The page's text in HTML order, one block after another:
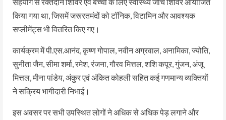
किया गया था, जिसमें जरूरतमंदों को टॉनिक, विटामिन और आवश्यक
सप्लीमेंट्स भी वितरित किए गए।
कार्यक्रम में पी.एस.आनंद, कृष्ण गोपाल, नवीन अग्रवाल, अनामिका, ज्योति,
सुनीता जैन, सीमा शर्मा, रमेश, रंजना, गौरव मित्तल, शशि कपूर, गुंजन, अंजू
मित्तल, मीना पांडेय, अंकुर एवं अंकित कोहली सहित कई गणमान्य व्यक्तियों
ने सक्रिय भागीदारी निभाई।
इस अवसर पर सभी उपस्थित लोगों ने अधिक से अधिक पेड़ लगाने और